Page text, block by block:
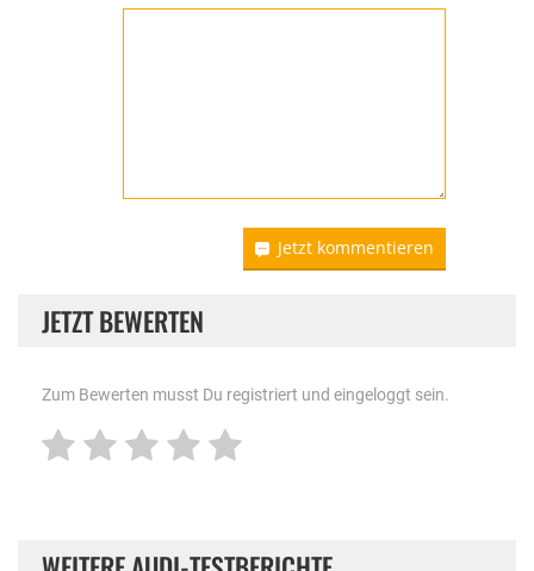
Jetzt kommentieren
JETZT BEWERTEN
Zum Bewerten musst Du registriert und eingeloggt sein.